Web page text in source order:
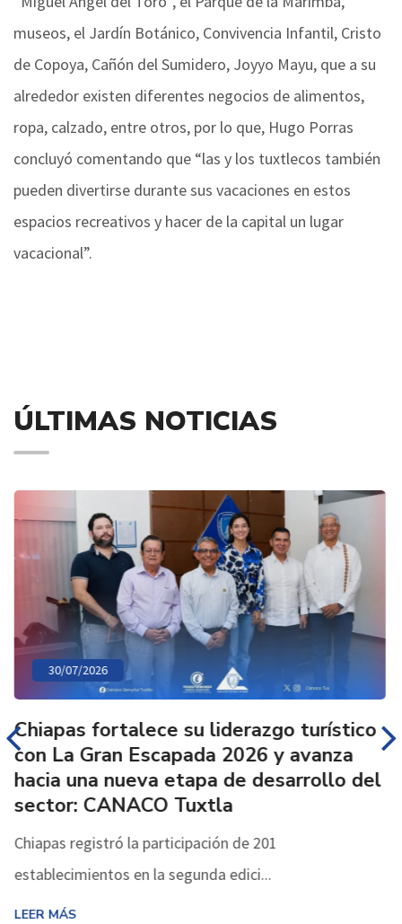
museos, el Jardín Botánico, Convivencia Infantil, Cristo
de Copoya, Cañón del Sumidero, Joyyo Mayu, que a su
alrededor existen diferentes negocios de alimentos,
ropa, calzado, entre otros, por lo que, Hugo Porras
concluyó comentando que “las y los tuxtlecos también
pueden divertirse durante sus vacaciones en estos
espacios recreativos y hacer de la capital un lugar
vacacional”.
ÚLTIMAS NOTICIAS
30/07/2026
Chiapas fortalece su liderazgo turístico
con La Gran Escapada 2026 y avanza
hacia una nueva etapa de desarrollo del
sector: CANACO Tuxtla
Chiapas registró la participación de 201
establecimientos en la segunda edici...
LEER MÁS